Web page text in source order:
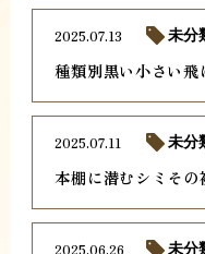
種類別黒い小さい
2025.07.13 未分
本棚に潜むシミそ
2025.07.11 未分
2025.06.26 未分